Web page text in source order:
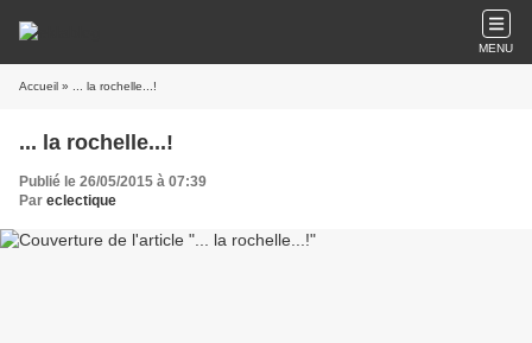
MENU
Accueil » ... la rochelle...!
... la rochelle...!
Publié le 26/05/2015 à 07:39
Par eclectique